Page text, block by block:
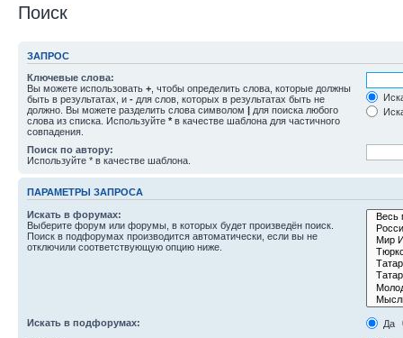
Поиск
ЗАПРОС
Ключевые слова:
Вы можете использовать + , чтобы определить слова, которые должны
быть в результатах, и - для слов, которых в результатах быть не
должно. Вы можете разделить слова символом | для поиска любого
слова из списка. Используйте * в качестве шаблона для частичного
совпадения.
Поиск по автору:
Используйте * в качестве шаблона.
ПАРАМЕТРЫ ЗАПРОСА
Искать в форумах:
Выберите форум или форумы, в которых будет произведён поиск.
Поиск в подфорумах производится автоматически, если вы не
отключили соответствующую опцию ниже.
Искать в подфорумах:
Да